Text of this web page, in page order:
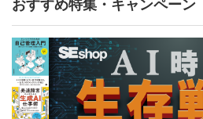
おすすめ特集・キャンペーン